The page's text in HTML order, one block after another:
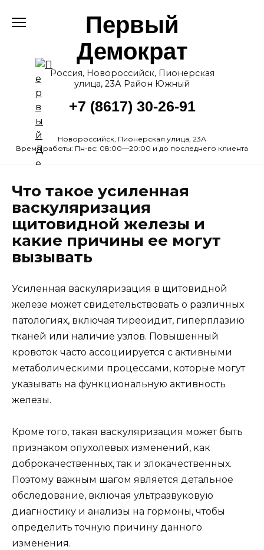
Первый
Демократ
Россия, Новороссийск, Пионерская
улица, 23А Район Южный
+7 (8617) 30-26-91
Новороссийск, Пионерская улица, 23А
Время работы: Пн-вс: 08:00—20:00 и до последнего клиента
Что такое усиленная
васкуляризация
щитовидной железы и
какие причины ее могут
вызывать
Усиленная васкуляризация в щитовидной
железе может свидетельствовать о различных
патологиях, включая тиреоидит, гиперплазию
тканей или наличие узлов. Повышенный
кровоток часто ассоциируется с активными
метаболическими процессами, которые могут
указывать на функциональную активность
железы.
Кроме того, такая васкуляризация может быть
признаком опухолевых изменений, как
доброкачественных, так и злокачественных.
Поэтому важным шагом является детальное
обследование, включая ультразвуковую
диагностику и анализы на гормоны, чтобы
определить точную причину данного
изменения.